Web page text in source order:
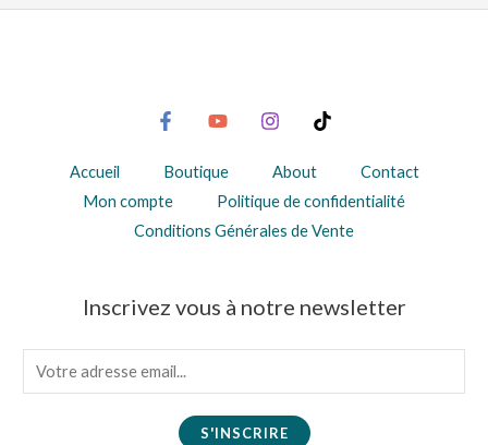
Accueil Boutique About
Contact
Mon compte
Politique de confidentialité
Conditions Générales de Vente
Inscrivez vous à notre newsletter
m
S'INSCRIRE